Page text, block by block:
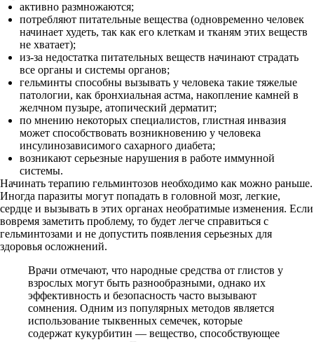
активно размножаются;
потребляют питательные вещества (одновременно человек
начинает худеть, так как его клеткам и тканям этих веществ
не хватает);
из-за недостатка питательных веществ начинают страдать
все органы и системы органов;
гельминты способны вызывать у человека такие тяжелые
патологии, как бронхиальная астма, накопление камней в
желчном пузыре, атопический дерматит;
по мнению некоторых специалистов, глистная инвазия
может способствовать возникновению у человека
инсулинозависимого сахарного диабета;
возникают серьезные нарушения в работе иммунной
системы.
Начинать терапию гельминтозов необходимо как можно раньше.
Иногда паразиты могут попадать в головной мозг, легкие,
сердце и вызывать в этих органах необратимые изменения. Если
вовремя заметить проблему, то будет легче справиться с
гельминтозами и не допустить появления серьезных для
здоровья осложнений.
Врачи отмечают, что народные средства от глистов у
взрослых могут быть разнообразными, однако их
эффективность и безопасность часто вызывают
сомнения. Одним из популярных методов является
использование тыквенных семечек, которые
содержат кукурбитин — вещество, способствующее